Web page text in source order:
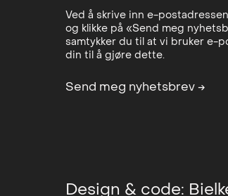
Ved å skrive inn e-
og klikke på «Send meg
samtykker du til at vi bruker e-
din til å gjøre dette.
Send meg nyhetsbrev→
Design & code: